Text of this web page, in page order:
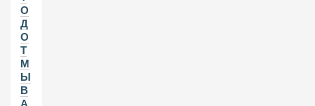
О
Д
О
Т
М
Ы
В